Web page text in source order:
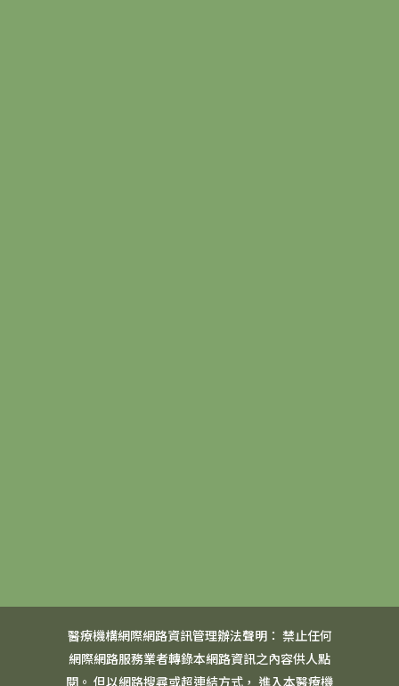
醫療機構網際網路資訊管理辦法聲明： 禁止任何
網際網路服務業者轉錄本網路資訊之內容供人點
閱。 但以網路搜尋或超連結方式， 進入本醫療機